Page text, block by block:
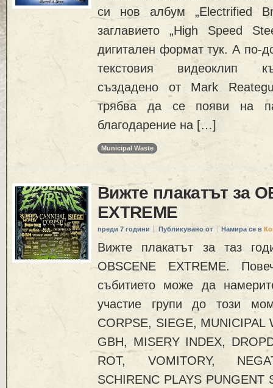
си нов албум „Electrified
заглавието „High Speed
дигитален формат тук. А по-
текстовия видеоклип
създадено от Mark
трябва да се появи на
благодарение на […]
Municipal Waste
Вижте плакатът за
EXTREME
преди 7 години Публикувано от Намира се в
Вижте плакатът за таз
OBSCENE EXTREME.
събитието може да
участие групи до този
CORPSE, SIEGE, MUNICIPAL
GBH, MISERY INDEX,
ROT, VOMITORY,
SCHIRENC PLAYS PUNGENT